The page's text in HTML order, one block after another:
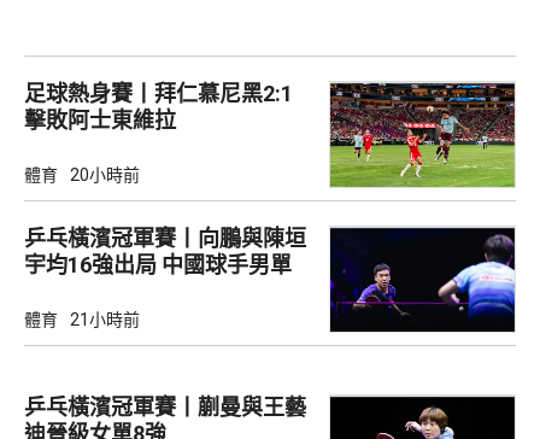
足球熱身賽丨拜仁慕尼黑2:1
擊敗阿士東維拉
體育 20小時前
乒乓橫濱冠軍賽丨向鵬與陳垣
宇均16強出局 中國球手男單
體育 21小時前
乒乓橫濱冠軍賽丨蒯曼與王藝